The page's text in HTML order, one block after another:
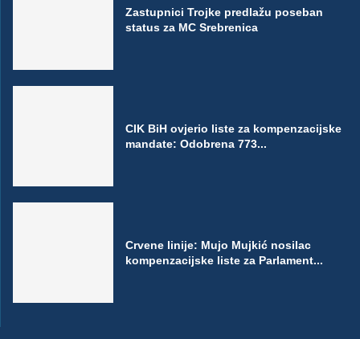
Zastupnici Trojke predlažu poseban
status za MC Srebrenica
CIK BiH ovjerio liste za kompenzacijske
mandate: Odobrena 773...
Crvene linije: Mujo Mujkić nosilac
kompenzacijske liste za Parlament...